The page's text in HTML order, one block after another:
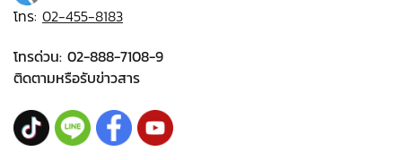
โทร: 02-455-8183
โทรด่วน: 02-888-7108-9
ติดตามหรือรับข่าวสาร